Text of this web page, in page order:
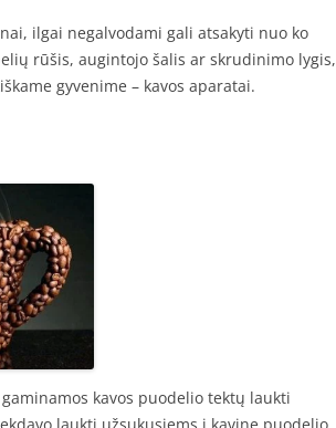
ilgai negalvodami gali atsakyti nuo ko
rūšis, augintojo šalis ar skrudinimo lygis,
gyvenime – kavos aparatai.
kavos puodelio tektų laukti